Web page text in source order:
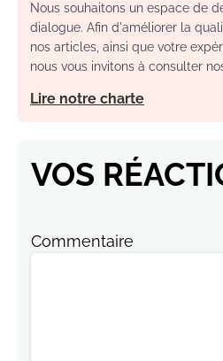
Nous souhaitons un espace de
dialogue. Afin d'améliorer la
nos articles, ainsi que votre
nous vous invitons à consulter
Lire notre charte
VOS
Commentaire